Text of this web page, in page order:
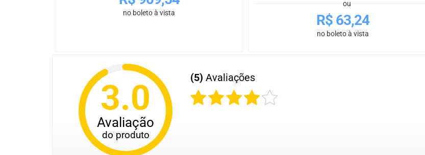
no boleto à vista
ou
R$ 63,24
no boleto à vista
3.0
Avaliação
do produto
(5) Avaliações